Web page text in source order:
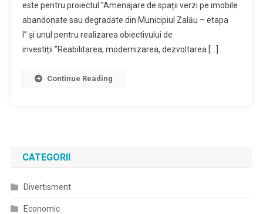
este pentru proiectul ”Amenajare de spații verzi pe imobile
abandonate sau degradate din Municipiul Zalău – etapa
I” și unul pentru realizarea obiectivului de
investiții ”Reabilitarea, modernizarea, dezvoltarea […]
Continue Reading
CATEGORII
Divertisment
Economic